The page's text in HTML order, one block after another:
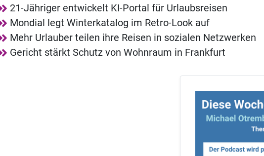
21-Jähriger entwickelt KI-Portal für Urlaubsreisen
Mondial legt Winterkatalog im Retro-Look auf
Mehr Urlauber teilen ihre Reisen in sozialen Netzwerken
Gericht stärkt Schutz von Wohnraum in Frankfurt